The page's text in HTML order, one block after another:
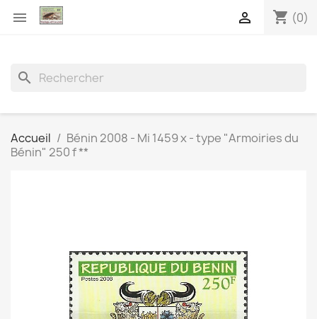
 shopping_cart (0)

search
Accueil
Bénin 2008 - Mi 1459 x - type "Armoiries du
Bénin" 250 f **